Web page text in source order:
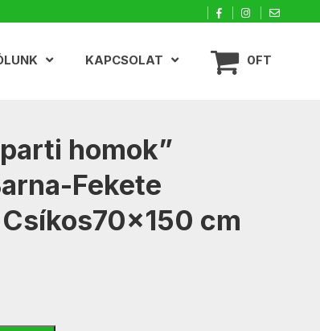
KAPCSOLAT 0FT
homok”
Fekete
cm